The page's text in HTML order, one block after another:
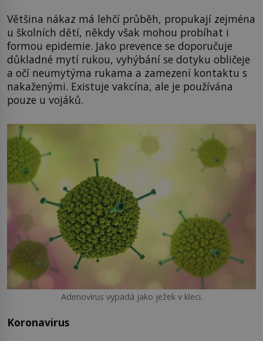
Většina nákaz má lehčí průběh, propukají zejména
u školních dětí, někdy však mohou probíhat i
formou epidemie. Jako prevence se doporučuje
důkladné mytí rukou, vyhýbání se dotyku obličeje
a očí neumytýma rukama a zamezení kontaktu s
nakaženými. Existuje vakcína, ale je používána
pouze u vojáků.
Adenovirus vypadá jako ježek v kleci.
Koronavirus